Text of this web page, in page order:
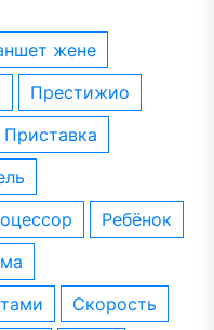
жене
престижио
приставка
ребёнок
скорость